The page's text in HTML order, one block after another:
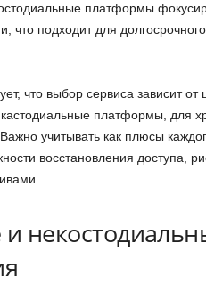
платформы
что подходит для
что выбор сервиса зависит от
кастодиальные платформы, для
учитывать как плюсы
восстановления доступа,